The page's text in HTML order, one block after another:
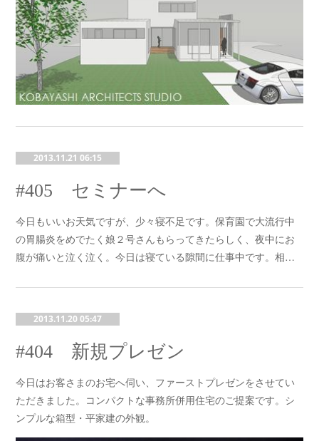
2013.11.21 06:15
#405 セミナーへ
今日もいいお天気ですが、少々寝不足です。保育園で大流行中
の胃腸炎をめでたく娘２号さんもらってきたらしく、夜中にお
腹が痛いと泣く泣く。今日は寝ている隙間に仕事中です。相…
2013.11.20 05:47
#404 新規プレゼン
今日はお客さまのお宅へ伺い、ファーストプレゼンをさせてい
ただきました。コンパクトな事務所併用住宅のご提案です。シ
ンプルな箱型・平家建の外観。